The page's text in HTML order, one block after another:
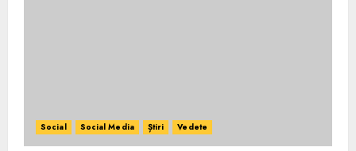
Social Social Media Știri Vedete